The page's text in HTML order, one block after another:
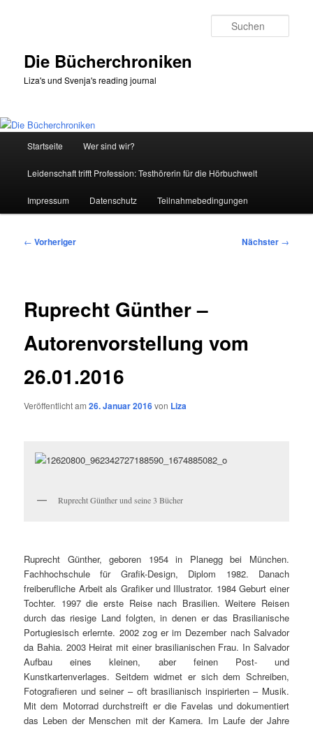
Die Bücherchroniken
Liza's und Svenja's reading journal
Startseite Wer sind wir?
Leidenschaft trifft Profession: Testhörerin für die Hörbuchwelt
Impressum Datenschutz Teilnahmebedingungen
Beitragsnavigation
← Vorheriger Nächster →
Ruprecht Günther –
Autorenvorstellung vom
26.01.2016
Veröffentlicht am26. Januar 2016von Liza
Ruprecht Günther und seine 3 Bücher
Ruprecht Günther, geboren 1954 in Planegg bei München.
Fachhochschule für Grafik-Design, Diplom 1982. Danach
freiberufliche Arbeit als Grafiker und Illustrator. 1984 Geburt einer
Tochter. 1997 die erste Reise nach Brasilien. Weitere Reisen
durch das riesige Land folgten, in denen er das Brasilianische
Portugiesisch erlernte. 2002 zog er im Dezember nach Salvador
da Bahia. 2003 Heirat mit einer brasilianischen Frau. In Salvador
Aufbau eines kleinen, aber feinen Post- und
Kunstkartenverlages. Seitdem widmet er sich dem Schreiben,
Fotografieren und seiner – oft brasilianisch inspirierten – Musik.
Mit dem Motorrad durchstreift er die Favelas und dokumentiert
das Leben der Menschen mit der Kamera. Im Laufe der Jahre